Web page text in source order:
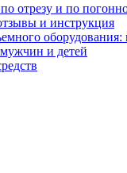
отрезу и по
и инструкция
и детей